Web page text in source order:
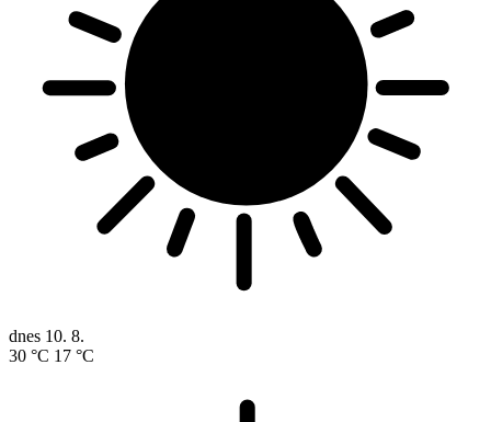
dnes 10. 8.
30 °C 17 °C